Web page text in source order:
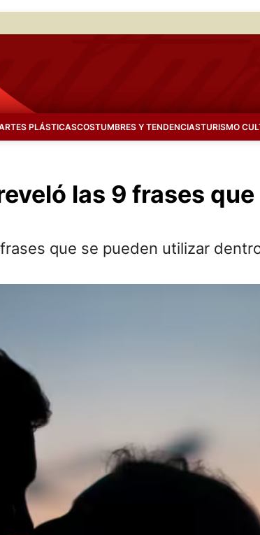
PLÁSTICASCOSTUMBRES Y TENDENCIASTURISMO
las 9 frases
que se pueden utilizar